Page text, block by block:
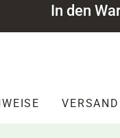
In den
VERSAND